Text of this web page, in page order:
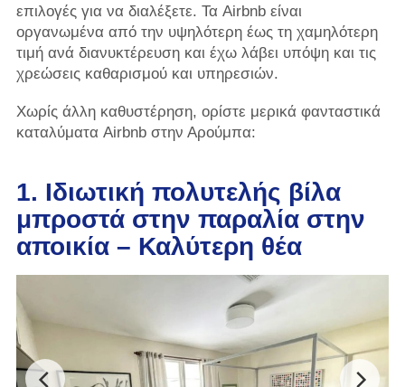
επιλογές για να διαλέξετε. Τα Airbnb είναι
οργανωμένα από την υψηλότερη έως τη χαμηλότερη
τιμή ανά διανυκτέρευση και έχω λάβει υπόψη και τις
χρεώσεις καθαρισμού και υπηρεσιών.
Χωρίς άλλη καθυστέρηση, ορίστε μερικά φανταστικά
καταλύματα Airbnb στην Αρούμπα:
1. Ιδιωτική πολυτελής βίλα
μπροστά στην παραλία στην
αποικία – Καλύτερη θέα